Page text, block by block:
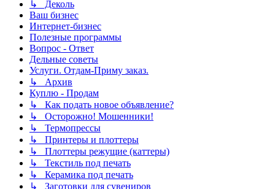
↳ Деколь
Ваш бизнес
Интернет-бизнес
Полезные программы
Вопрос - Ответ
Дельные советы
Услуги. Отдам-Приму заказ.
↳ Архив
Куплю - Продам
↳ Как подать новое объявление?
↳ Осторожно! Мошенники!
↳ Термопрессы
↳ Принтеры и плоттеры
↳ Плоттеры режущие (каттеры)
↳ Текстиль под печать
↳ Керамика под печать
↳ Заготовки для сувениров